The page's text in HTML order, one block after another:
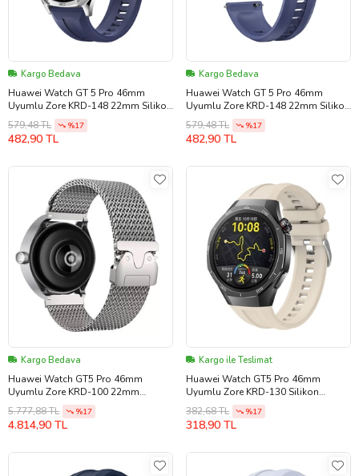
Kargo Bedava
Huawei Watch GT 5 Pro 46mm
Uyumlu Zore KRD-148 22mm Silikon
Kordon
579,48 TL %17
482,90 TL
Kargo Bedava
Huawei Watch GT 5 Pro 46mm
Uyumlu Zore KRD-148 22mm Silikon
Kordon
579,48 TL %17
482,90 TL
Kargo Bedava
Huawei Watch GT5 Pro 46mm
Uyumlu Zore KRD-100 22mm
Titanyum Hasır Kordon
5.777,88 TL %17
4.814,90 TL
Kargo ile Teslimat
Huawei Watch GT5 Pro 46mm
Uyumlu Zore KRD-130 Silikon
Kordon Strap Kayış
382,68 TL %17
318,90 TL